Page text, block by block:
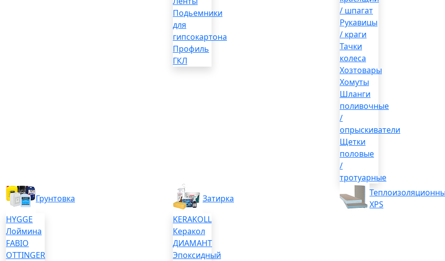
Подьемники
для
гипсокартона
Профиль
ГКЛ
/ шпагат
Рукавицы
/ краги
Тачки
колеса
Хозтовары
Хомуты
Шланги
поливочные
/
опрыскиватели
Щетки
половые
/
тротуарные
Грунтовка
HYGGE
Лоймина
FABIO
OTTINGER
Затирка
KERAKOLL
Керакол
ДИАМАНТ
Эпоксидный
XPS